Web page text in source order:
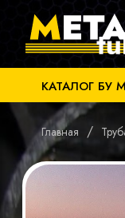
КАТАЛОГ БУ
Главная /